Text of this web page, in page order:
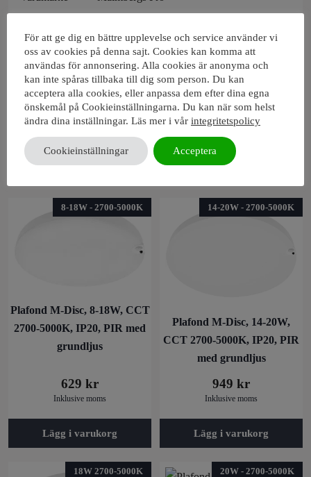
Produktblad
Manual
8-18W - 2700-5000K
Plafond M-Disc, 8-18W, CCT
2700-5000K, IP20, PIR med
grundljus
629 kr
Inklusive moms
Lägg i varukorg
14-20W - 2700-5000K
Plafond M-Disc, 14-20W,
CCT 2700-5000K, IP20, PIR
med grundljus
949 kr
Inklusive moms
Lägg i varukorg
18W 2700-5000K 20W - 2700-5000K
För att ge dig en bättre upplevelse och service använder vi
oss av cookies på denna sajt. Cookies kan komma att
användas för annonsering. Alla cookies är anonyma och
kan inte spåras tillbaka till dig som person. Du kan
acceptera alla cookies, eller anpassa dem efter dina egna
önskemål på Cookieinställningarna. Du kan när som helst
ändra dina inställningar. Läs mer i vår integritetspolicy
Cookieinställningar Acceptera